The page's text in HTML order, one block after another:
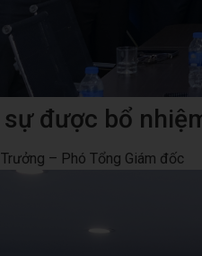
được bổ
– Phó Tổng Giám đốc